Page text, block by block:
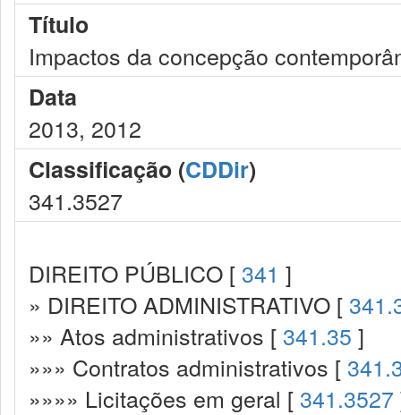
Título
Impactos da concepção
Data
2013, 2012
Classificação (CDDir)
341.3527
DIREITO PÚBLICO [ 341 ]
» DIREITO ADMINISTRATIVO [
»» Atos administrativos [ 341.35 ]
»»» Contratos administrativos [
»»»» Licitações em geral [ 341.3527